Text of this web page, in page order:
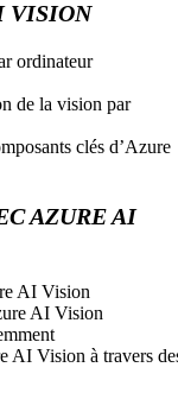
VISION
ordinateur
de la vision par
clés d’Azure
AZURE AI
AI Vision
AI Vision
AI Vision à travers